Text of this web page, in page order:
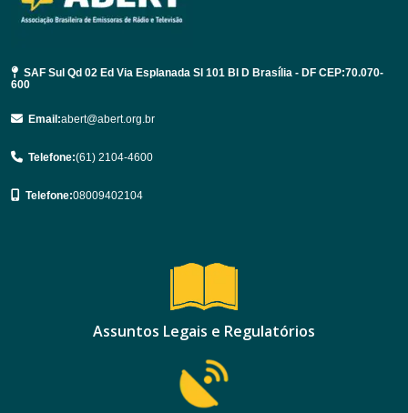
SAF Sul Qd 02 Ed Via Esplanada Sl 101 Bl D Brasília - DF CEP:70.070-
600
Email:abert@abert.org.br
Telefone:(61) 2104-4600
Telefone:08009402104
Assuntos Legais e Regulatórios